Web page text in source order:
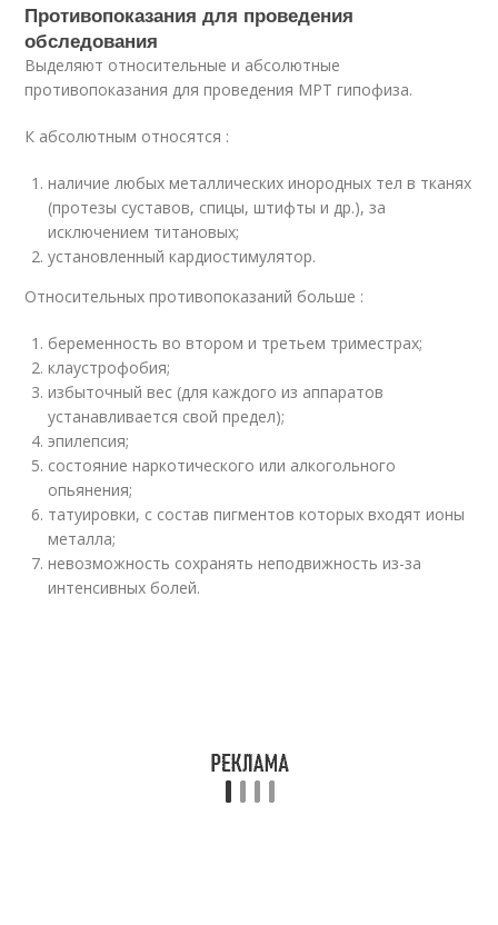
Противопоказания для проведения
обследования
Выделяют относительные и абсолютные
противопоказания для проведения МРТ гипофиза.
К абсолютным относятся :
наличие любых металлических инородных тел в тканях
(протезы суставов, спицы, штифты и др.), за
исключением титановых;
установленный кардиостимулятор.
Относительных противопоказаний больше :
беременность во втором и третьем триместрах;
клаустрофобия;
избыточный вес (для каждого из аппаратов
устанавливается свой предел);
эпилепсия;
состояние наркотического или алкогольного
опьянения;
татуировки, с состав пигментов которых входят ионы
металла;
невозможность сохранять неподвижность из-за
интенсивных болей.